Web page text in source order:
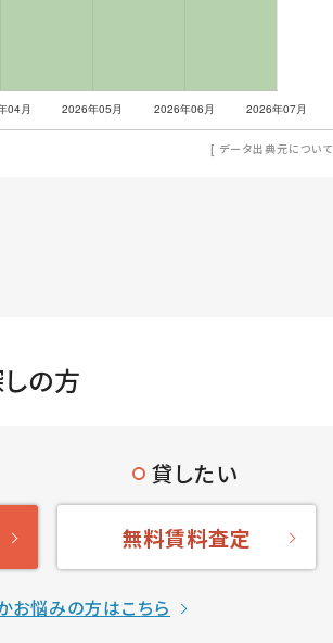
[ データ出典元について
の方
貸したい
無料賃料査定
お悩みの方はこちら